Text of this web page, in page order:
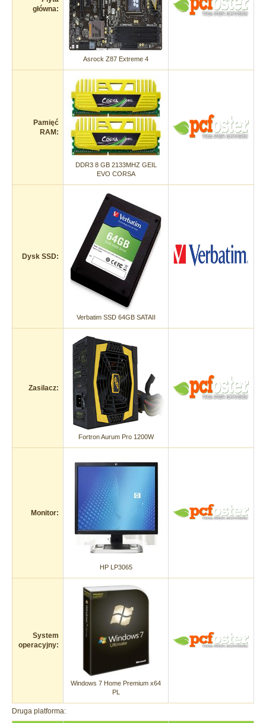
główna:
Asrock Z87 Extreme 4
Pamięć
RAM:
DDR3 8 GB 2133MHZ GEIL
EVO CORSA
Dysk SSD:
Verbatim SSD 64GB SATAII
Zasilacz:
Fortron Aurum Pro 1200W
Monitor:
HP LP3065
System
operacyjny:
Windows 7 Home Premium x64
PL
Druga platforma: